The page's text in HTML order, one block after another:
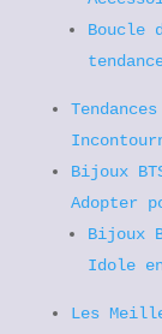
Boucle
Bijoux
Adopter
Bijoux
Idole
Les